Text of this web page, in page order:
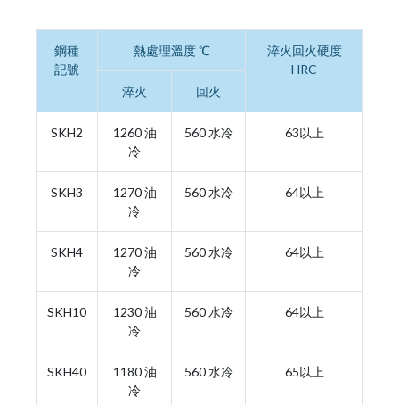
鋼種
記號
熱處理溫度 ℃
淬火回火硬度
HRC
淬火
回火
SKH2
1260 油
冷
560 水冷 63以上
SKH3
1270 油
冷
560 水冷 64以上
SKH4
1270 油
冷
560 水冷 64以上
SKH10
1230 油
冷
560 水冷 64以上
SKH40
1180 油
冷
560 水冷 65以上